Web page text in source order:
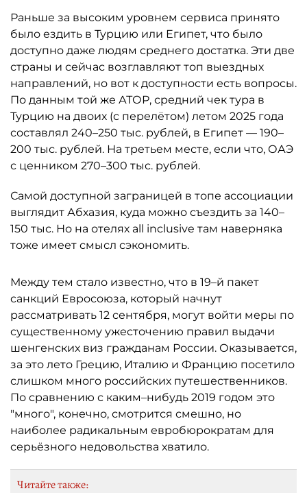
Раньше за высоким уровнем сервиса принято
было ездить в Турцию или Египет, что было
доступно даже людям среднего достатка. Эти две
страны и сейчас возглавляют топ выездных
направлений, но вот к доступности есть вопросы.
По данным той же АТОР, средний чек тура в
Турцию на двоих (с перелётом) летом 2025 года
составлял 240–250 тыс. рублей, в Египет — 190–
200 тыс. рублей. На третьем месте, если что, ОАЭ
с ценником 270–300 тыс. рублей.
Самой доступной заграницей в топе ассоциации
выглядит Абхазия, куда можно съездить за 140–
150 тыс. Но на отелях all inclusive там наверняка
тоже имеет смысл сэкономить.
Между тем стало известно, что в 19–й пакет
санкций Евросоюза, который начнут
рассматривать 12 сентября, могут войти меры по
существенному ужесточению правил выдачи
шенгенских виз гражданам России. Оказывается,
за это лето Грецию, Италию и Францию посетило
слишком много российских путешественников.
По сравнению с каким–нибудь 2019 годом это
"много", конечно, смотрится смешно, но
наиболее радикальным евробюрократам для
серьёзного недовольства хватило.
Читайте также: